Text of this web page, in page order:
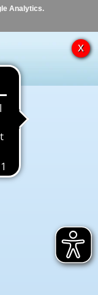
Analytics.